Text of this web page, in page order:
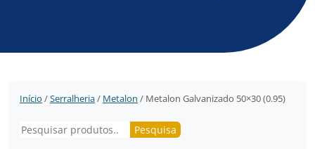
Início /Serralheria/ Metalon / Metalon Galvanizado 50×30 (0.95)
Pesquisar Pesquisa